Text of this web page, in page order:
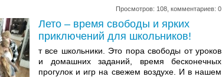
Просмотров: 108, комментариев: 0
Лето – время свободы и ярких
приключений для школьников!
т все школьники. Это пора свободы от уроков
и домашних заданий, время бесконечных
прогулок и игр на свежем воздухе. И в нашем